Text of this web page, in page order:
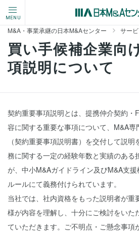
MENU
M&A・事業承継の日本M&Aセンター サー
買い手候補企業向
項説明について
契約重要事項説明とは、提携仲介契約・
容に関する重要な事項について、M&A
（契約重要事項説明書）を交付して説
務に関する一定の経験年数と実績のある
が、中小M&Aガイドライン及びM&A支
ルールにて義務付けられています。
当社では、社内資格をもった説明者が重
様が内容を理解し、十分にご検討をいた
ていただきます。ご不明点・ご懸念事項